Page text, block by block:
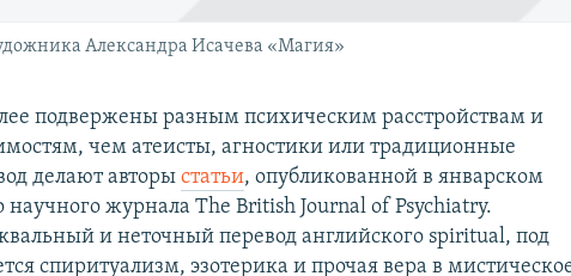
Александра Исачева «Магия»
подвержены разным психическим расстройствам и
чем атеисты, агностики или традиционные
делают авторыстатьи, опубликованной в январском
научного журнала The British Journal of Psychiatry.
и неточный перевод английского spiritual, под
спиритуализм, эзотерика и прочая вера в